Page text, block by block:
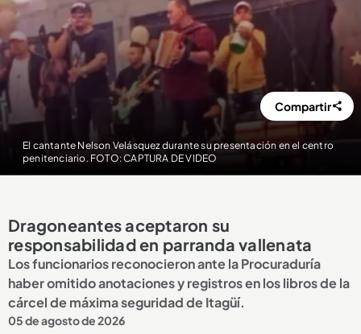
El cantante Nelson Velásquez durante su presentación en el centro
penitenciario. FOTO: CAPTURA DE VIDEO
Compartir
Dragoneantes aceptaron su
responsabilidad en parranda vallenata
Los funcionarios reconocieron ante la Procuraduría
haber omitido anotaciones y registros en los libros de la
cárcel de máxima seguridad de Itagüí.
05 de agosto de 2026